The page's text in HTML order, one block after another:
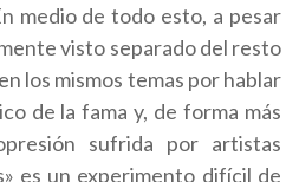
medio de todo esto, a pesar
visto separado del resto
los mismos temas por hablar
de la fama y, de forma más
sufrida por artistas
es un experimento difícil de